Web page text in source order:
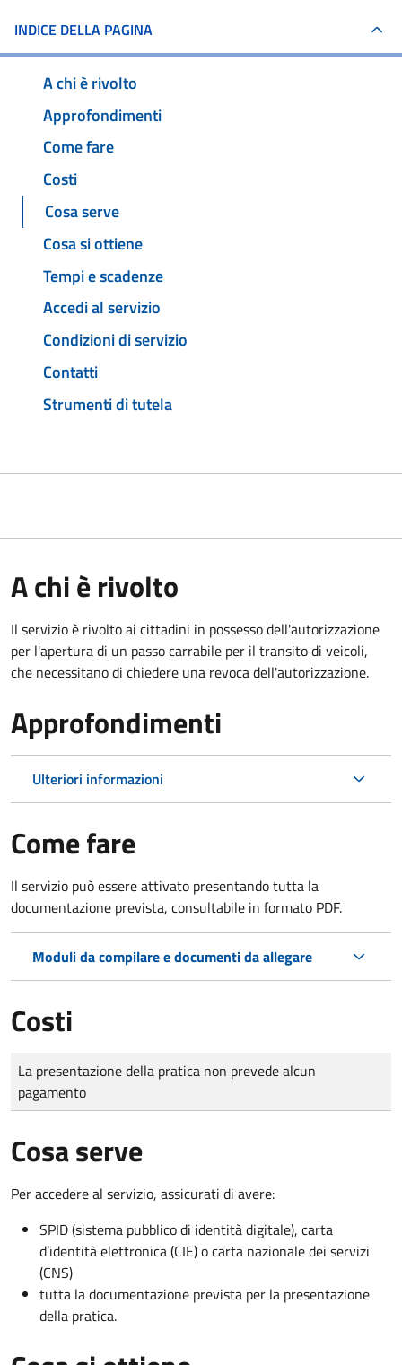
INDICE DELLA PAGINA
A chi è rivolto
Approfondimenti
Come fare
Costi
Cosa serve
Cosa si ottiene
Tempi e scadenze
Accedi al servizio
Condizioni di servizio
Contatti
Strumenti di tutela
A chi è rivolto
Il servizio è rivolto ai cittadini in possesso dell'autorizzazione
per l'apertura di un passo carrabile per il transito di veicoli,
che necessitano di chiedere una revoca dell'autorizzazione.
Approfondimenti
Ulteriori informazioni
Come fare
Il servizio può essere attivato presentando tutta la
documentazione prevista, consultabile in formato PDF.
Moduli da compilare e documenti da allegare
Costi
Tipo di pagamento
Importo
La presentazione della pratica non prevede alcun
pagamento
Cosa serve
Per accedere al servizio, assicurati di avere:
SPID (sistema pubblico di identità digitale), carta
d’identità elettronica (CIE) o carta nazionale dei servizi
(CNS)
tutta la documentazione prevista per la presentazione
della pratica.